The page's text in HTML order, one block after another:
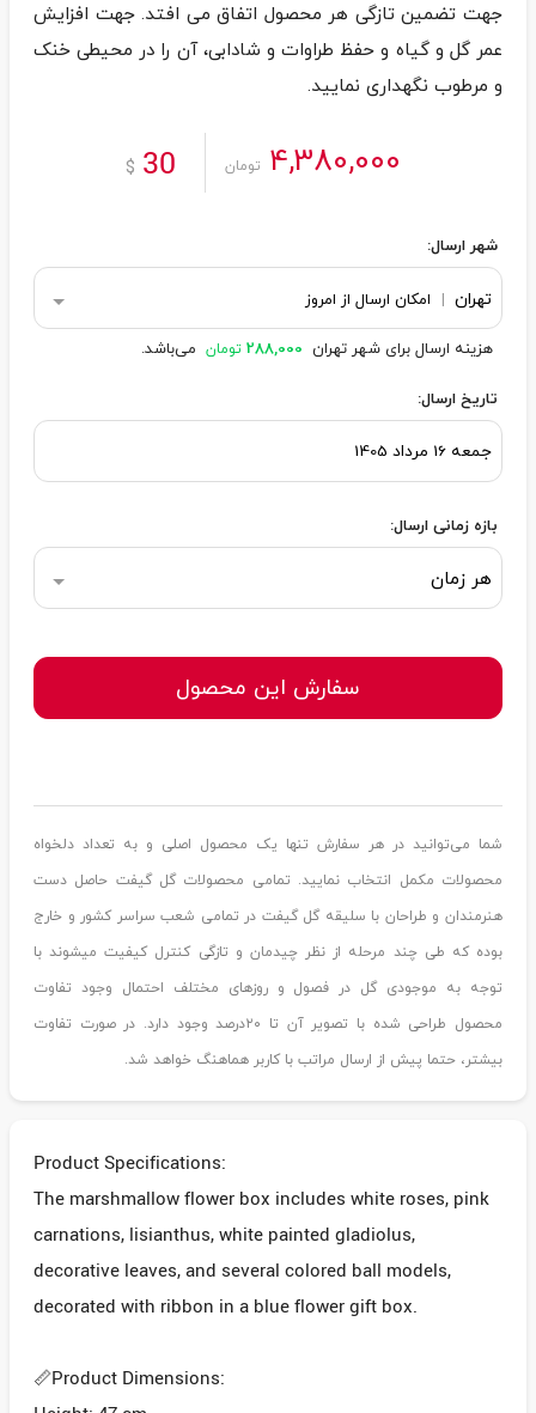
جهت تضمین تازگی هر محصول اتفاق می افتد. جهت افزایش
عمر گل و گیاه و حفظ طراوات و شادابی، آن را در محیطی خنک
و مرطوب نگهداری نمایید.
4,380,000 تومان 30
$
شهر ارسال:
تهران امکان ارسال از امروز
هزینه ارسال برای شهر تهران 288,000 تومان می‌باشد.
تاریخ ارسال:
بازه زمانی ارسال:
هر زمان
سفارش این محصول
شما می‌توانید در هر سفارش تنها یک محصول اصلی و به تعداد دلخواه
محصولات مکمل انتخاب نمایید. تمامی محصولات گل گیفت حاصل دست
هنرمندان و طراحان با سلیقه گل گیفت در تمامی شعب سراسر کشور و خارج
بوده که طی چند مرحله از نظر چیدمان و تازگی کنترل کیفیت میشوند با
توجه به موجودی گل در فصول و روزهای مختلف احتمال وجود تفاوت
محصول طراحی شده با تصویر آن تا ۲۰درصد وجود دارد. در صورت تفاوت
بیشتر، حتما پیش از ارسال مراتب با کاربر هماهنگ خواهد شد.
Product Specifications:
The marshmallow flower box includes white roses, pink
carnations, lisianthus, white painted gladiolus,
decorative leaves, and several colored ball models,
decorated with ribbon in a blue flower gift box.
📏Product Dimensions: